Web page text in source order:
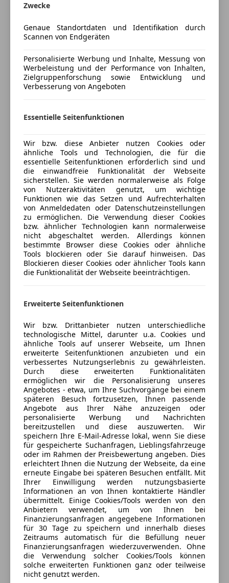
Start/Stop-Automatik
Unterhaltung/Media
Induktionsladen für Smartphones
Soundsystem
USB
Abstandstempomat
Alarmanlage
Beifahrerairbag
Fahrerairbag
Fernlichtassistent
Isofix
LED-Scheinwerfer
Müdigkeitswarnsystem
Nebelscheinwerfer
Reifendruckkontrollsystem
Spurhalteassistent
Verkehrszeichenerkennung
Extras
Innenspiegel automatisch abblendend
Pannenkit
Reserverad
Versicherung
Versicherungsschutz an Ihre Bedürfnisse
anpassen
Jetzt berechnen
Verkäufer Händler
Porsche Inter Auto GmbH & Co KG
Sternebewertung 4 von 5
4Sterne
(50% Weiterempfehlungen)
Anbieter auf AutoScout24 seit 2021
Geschlossen
Hietzinger Kai 125,
1130 Wien, AT
Kontakt
Alle Fahrzeuge des Anbieters
Anbieter kontaktieren
Deine Nachricht
Eintauschwagen: Kaufen und verkaufen in nur einem
Schritt
Zwecke
Genaue Standortdaten und Identifikation durch
Scannen von Endgeräten
Personalisierte Werbung und Inhalte, Messung von
Werbeleistung und der Performance von Inhalten,
Zielgruppenforschung sowie Entwicklung und
Verbesserung von Angeboten
Essentielle Seitenfunktionen
Wir bzw. diese Anbieter nutzen Cookies oder
ähnliche Tools und Technologien, die für die
essentielle Seitenfunktionen erforderlich sind und
die einwandfreie Funktionalität der Webseite
sicherstellen. Sie werden normalerweise als Folge
von Nutzeraktivitäten genutzt, um wichtige
Funktionen wie das Setzen und Aufrechterhalten
von Anmeldedaten oder Datenschutzeinstellungen
zu ermöglichen. Die Verwendung dieser Cookies
bzw. ähnlicher Technologien kann normalerweise
nicht abgeschaltet werden. Allerdings können
bestimmte Browser diese Cookies oder ähnliche
Tools blockieren oder Sie darauf hinweisen. Das
Blockieren dieser Cookies oder ähnlicher Tools kann
die Funktionalität der Webseite beeinträchtigen.
Erweiterte Seitenfunktionen
Wir bzw. Drittanbieter nutzen unterschiedliche
technologische Mittel, darunter u.a. Cookies und
ähnliche Tools auf unserer Webseite, um Ihnen
erweiterte Seitenfunktionen anzubieten und ein
verbessertes Nutzungserlebnis zu gewährleisten.
Durch diese erweiterten Funktionalitäten
ermöglichen wir die Personalisierung unseres
Angebotes - etwa, um Ihre Suchvorgänge bei einem
späteren Besuch fortzusetzen, Ihnen passende
Angebote aus Ihrer Nähe anzuzeigen oder
personalisierte Werbung und Nachrichten
bereitzustellen und diese auszuwerten. Wir
speichern Ihre E-Mail-Adresse lokal, wenn Sie diese
für gespeicherte Suchanfragen, Lieblingsfahrzeuge
oder im Rahmen der Preisbewertung angeben. Dies
erleichtert Ihnen die Nutzung der Webseite, da eine
erneute Eingabe bei späteren Besuchen entfällt. Mit
Ihrer Einwilligung werden nutzungsbasierte
Informationen an von Ihnen kontaktierte Händler
übermittelt. Einige Cookies/Tools werden von den
Anbietern verwendet, um von Ihnen bei
Finanzierungsanfragen angegebene Informationen
für 30 Tage zu speichern und innerhalb dieses
Zeitraums automatisch für die Befüllung neuer
Finanzierungsanfragen wiederzuverwenden. Ohne
die Verwendung solcher Cookies/Tools können
solche erweiterten Funktionen ganz oder teilweise
nicht genutzt werden.